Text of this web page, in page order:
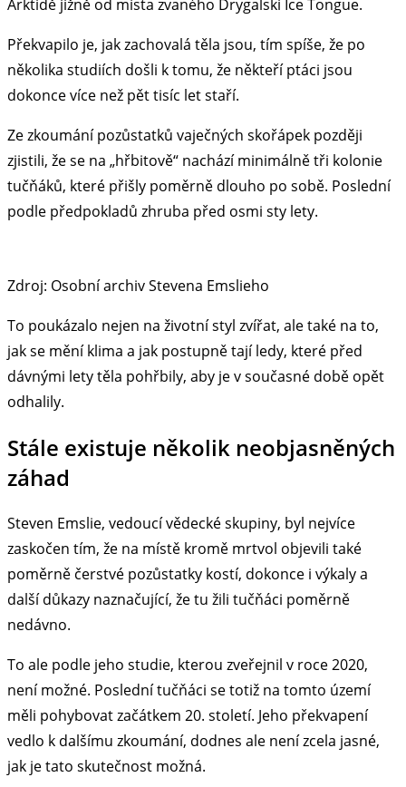
Arktidě jižně od místa zvaného Drygalski Ice Tongue.
Překvapilo je, jak zachovalá těla jsou, tím spíše, že po
několika studiích došli k tomu, že někteří ptáci jsou
dokonce více než pět tisíc let staří.
Ze zkoumání pozůstatků vaječných skořápek později
zjistili, že se na „hřbitově“ nachází minimálně tři kolonie
tučňáků, které přišly poměrně dlouho po sobě. Poslední
podle předpokladů zhruba před osmi sty lety.
Zdroj: Osobní archiv Stevena Emslieho
To poukázalo nejen na životní styl zvířat, ale také na to,
jak se mění klima a jak postupně tají ledy, které před
dávnými lety těla pohřbily, aby je v současné době opět
odhalily.
Stále existuje několik neobjasněných
záhad
Steven Emslie, vedoucí vědecké skupiny, byl nejvíce
zaskočen tím, že na místě kromě mrtvol objevili také
poměrně čerstvé pozůstatky kostí, dokonce i výkaly a
další důkazy naznačující, že tu žili tučňáci poměrně
nedávno.
To ale podle jeho studie, kterou zveřejnil v roce 2020,
není možné. Poslední tučňáci se totiž na tomto území
měli pohybovat začátkem 20. století. Jeho překvapení
vedlo k dalšímu zkoumání, dodnes ale není zcela jasné,
jak je tato skutečnost možná.